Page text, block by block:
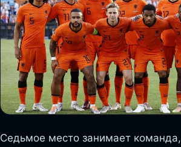
Седьмое место занимает команда,